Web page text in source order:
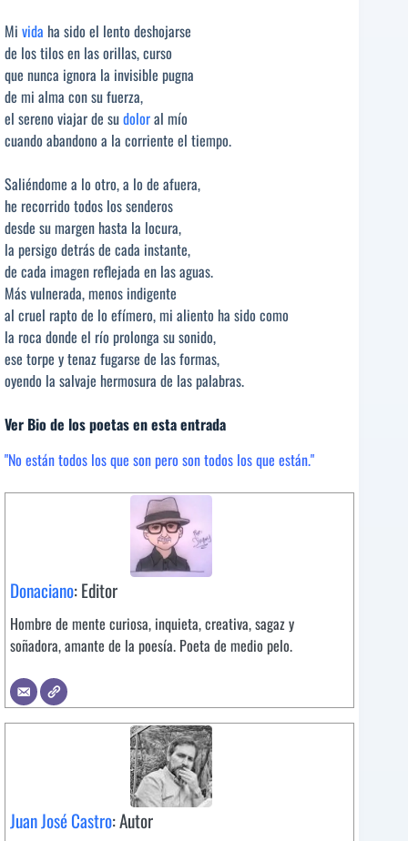
Mi vida ha sido el lento deshojarse
de los tilos en las orillas, curso
que nunca ignora la invisible pugna
de mi alma con su fuerza,
el sereno viajar de sudoloral mío
cuando abandono a la corriente el tiempo.
Saliéndome a lo otro, a lo de afuera,
he recorrido todos los senderos
desde su margen hasta la locura,
la persigo detrás de cada instante,
de cada imagen reflejada en las aguas.
Más vulnerada, menos indigente
al cruel rapto de lo efímero, mi aliento ha sido como
la roca donde el río prolonga su sonido,
ese torpe y tenaz fugarse de las formas,
oyendo la salvaje hermosura de las palabras.
Ver Bio de los poetas en esta entrada
"No están todos los que son pero son todos los que están."
Donaciano: Editor
Hombre de mente curiosa, inquieta, creativa, sagaz y
soñadora, amante de la poesía. Poeta de medio pelo.
Juan José Castro: Autor